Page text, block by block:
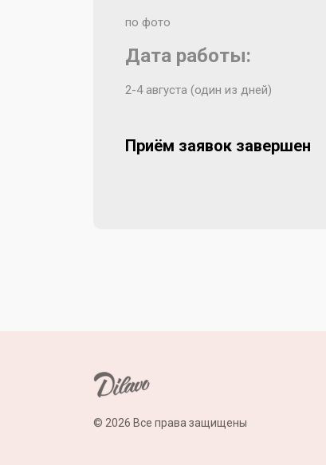
по фото
Дата работы:
2-4 августа (один из дней)
Приём заявок завершен
© 2026 Все права защищены